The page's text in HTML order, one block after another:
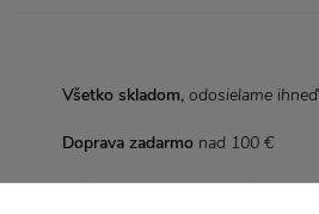
Všetko skladom, odosielame ihneď
Doprava zadarmo nad 100 €
Vrátenie tovarudo 30 dní